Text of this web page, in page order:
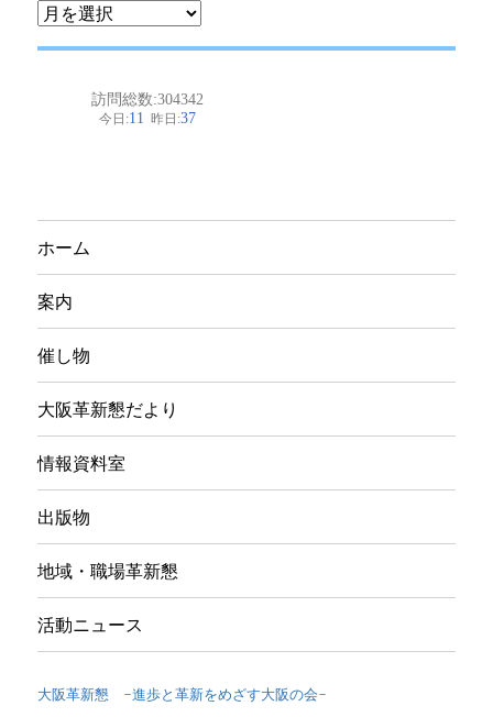
ア
ー
ホーム
案内
催し物
大阪革新懇だより
情報資料室
出版物
地域・職場革新懇
活動ニュース
大阪革新懇 -進歩と革新をめざす大阪の会-